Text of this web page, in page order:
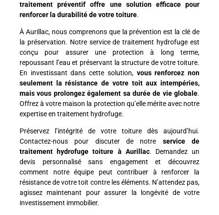
traitement préventif offre une solution efficace pour
renforcer la durabilité de votre toiture.
À Aurillac, nous comprenons que la prévention est la clé de
la préservation. Notre service de traitement hydrofuge est
conçu pour assurer une protection à long terme,
repoussant l’eau et préservant la structure de votre toiture.
En investissant dans cette solution,vous renforcez non
seulement la résistance de votre toit aux intempéries,
mais vous prolongez également sa durée de vie globale.
Offrez à votre maison la protection qu’elle mérite avec notre
expertise en traitement hydrofuge.
Préservez l’intégrité de votre toiture dès aujourd’hui.
Contactez-nous pour discuter de notre service de
traitement hydrofuge toiture à Aurillac. Demandez un
devis personnalisé sans engagement et découvrez
comment notre équipe peut contribuer à renforcer la
résistance de votre toit contre les éléments. N’attendez pas,
agissez maintenant pour assurer la longévité de votre
investissement immobilier.